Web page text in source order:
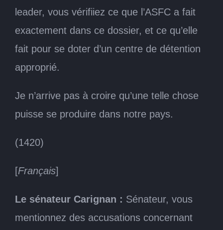
leader, vous vérifiiez ce que l’ASFC a fait
exactement dans ce dossier, et ce qu’elle
fait pour se doter d’un centre de détention
approprié.
Je n’arrive pas à croire qu’une telle chose
puisse se produire dans notre pays.
(1420)
[Français]
Le sénateur Carignan : Sénateur, vous
mentionnez des accusations concernant